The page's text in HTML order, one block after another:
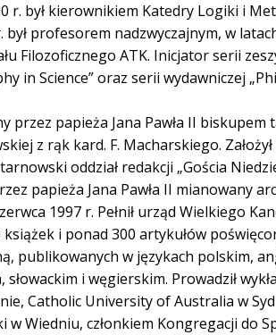
r. był kierownikiem Katedry Logiki i
profesorem nadzwyczajnym, w
Filozoficznego ATK. Inicjator serii
in Science” oraz serii wydawniczej
przez papieża Jana Pawła II
z rąk kard. F. Macharskiego.
tarnowski oddział redakcji „Gościa
papieża Jana Pawła II mianowany
1997 r. Pełnił urząd Wielkiego
i ponad 300 artykułów
publikowanych w językach polskim,
i węgierskim. Prowadził
Catholic University of Australia w
Wiedniu, członkiem Kongregacji do